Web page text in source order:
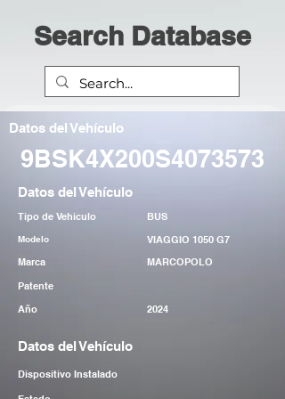
Search Database
Datos del Vehículo
9BSK4X200S4073573
Datos del Vehículo
Tipo de Vehiculo BUS
Modelo
VIAGGIO 1050 G7
Marca
MARCOPOLO
Patente
Año
2024
Datos del Vehículo
Dispositivo Instalado